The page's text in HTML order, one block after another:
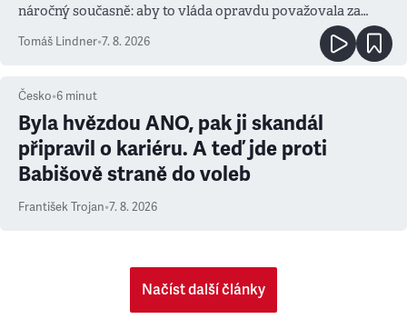
náročný současně: aby to vláda opravdu považovala za
prioritu
Tomáš Lindner•7. 8. 2026
Česko•6 minut
Byla hvězdou ANO, pak ji skandál
připravil o kariéru. A teď jde proti
Babišově straně do voleb
František Trojan•7. 8. 2026
Načíst další články